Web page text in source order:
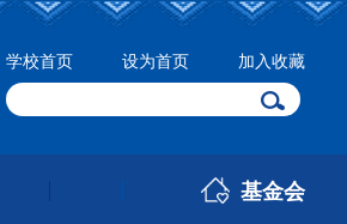
学校首页 设为首页 加入收藏
基金会